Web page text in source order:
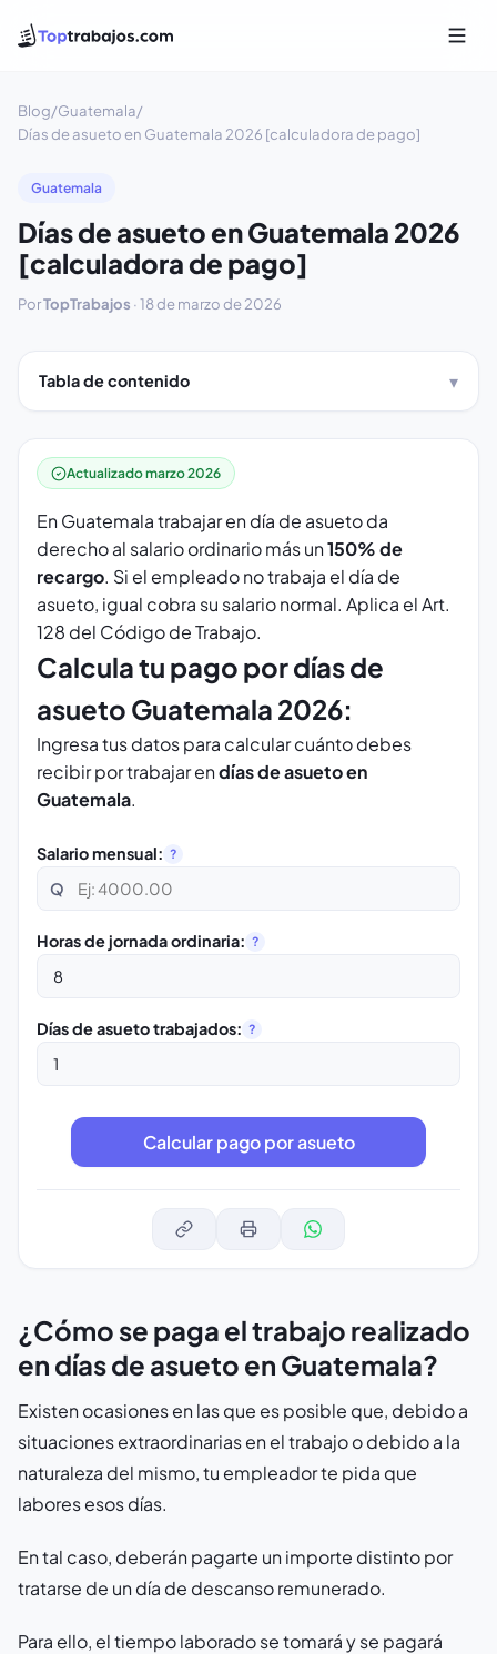
Blog/Guatemala/
Días de asueto en Guatemala 2026 [calculadora de pago]
Guatemala
Días de asueto en Guatemala 2026
[calculadora de pago]
PorTopTrabajos ·18 de marzo de 2026
Tabla de contenido
Actualizado marzo 2026
En Guatemala trabajar en día de asueto da
derecho al salario ordinario más un150% de
recargo. Si el empleado no trabaja el día de
asueto, igual cobra su salario normal. Aplica el Art.
128 del Código de Trabajo.
Calcula tu pago por días de
asueto Guatemala 2026:
Ingresa tus datos para calcular cuánto debes
recibir por trabajar endías de asueto en
Guatemala.
Salario mensual: ?
Q
Horas de jornada ordinaria: ?
Días de asueto trabajados: ?
¿Cómo se paga el trabajo realizado
en días de asueto en Guatemala?
Existen ocasiones en las que es posible que, debido a
situaciones extraordinarias en el trabajo o debido a la
naturaleza del mismo, tu empleador te pida que
labores esos días.
En tal caso, deberán pagarte un importe distinto por
tratarse de un día de descanso remunerado.
Para ello, el tiempo laborado se tomará y se pagará